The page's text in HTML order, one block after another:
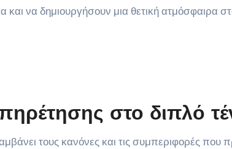
και να δημιουργήσουν μια θετική ατμόσφαιρα
στο διπλό
τους κανόνες και τις συμπεριφορές που